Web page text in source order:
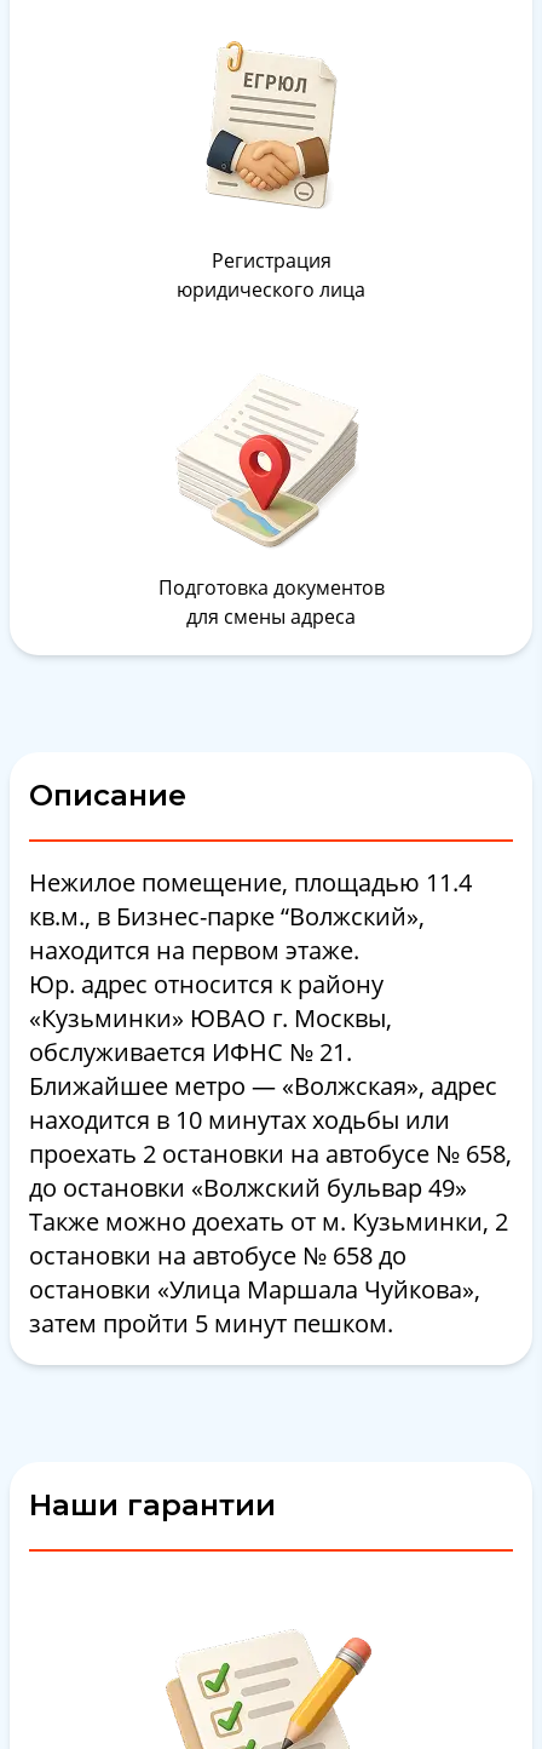
Регистрация
юридического лица
Подготовка документов
для смены адреса
Описание
Нежилое помещение, площадью 11.4
кв.м., в Бизнес-парке “Волжский»,
находится на первом этаже.
Юр. адрес относится к району
«Кузьминки» ЮВАО г. Москвы,
обслуживается ИФНС № 21.
Ближайшее метро — «Волжская», адрес
находится в 10 минутах ходьбы или
проехать 2 остановки на автобусе № 658,
до остановки «Волжский бульвар 49»
Также можно доехать от м. Кузьминки, 2
остановки на автобусе № 658 до
остановки «Улица Маршала Чуйкова»,
затем пройти 5 минут пешком.
Наши гарантии